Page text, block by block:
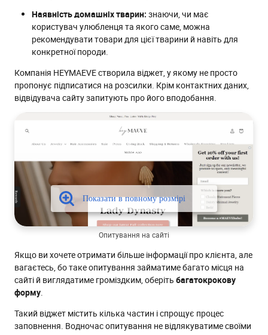
Наявність домашніх тварин: знаючи, чи має
користувач улюбленця та якого саме, можна
рекомендувати товари для цієї тварини й навіть для
конкретної породи.
Компанія HEYMAEVE створила віджет, у якому не просто
пропонує підписатися на розсилки. Крім контактних даних,
відвідувача сайту запитують про його вподобання.
Опитування на сайті
Якщо ви хочете отримати більше інформації про клієнта, але
вагаєтесь, бо таке опитування займатиме багато місця на
сайті й виглядатиме громіздким, оберіть багатокрокову
форму.
Такий віджет містить кілька частин і спрощує процес
заповнення. Водночас опитування не відлякуватиме своїми